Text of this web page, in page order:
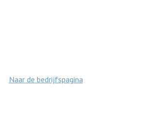
Naar de bedrijfspagina